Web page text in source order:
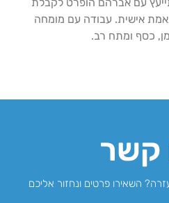
אישית. עבודה עם מומחה
כסף ומתח רב.
קשר
השאירו פרטים ונחזור אליכם